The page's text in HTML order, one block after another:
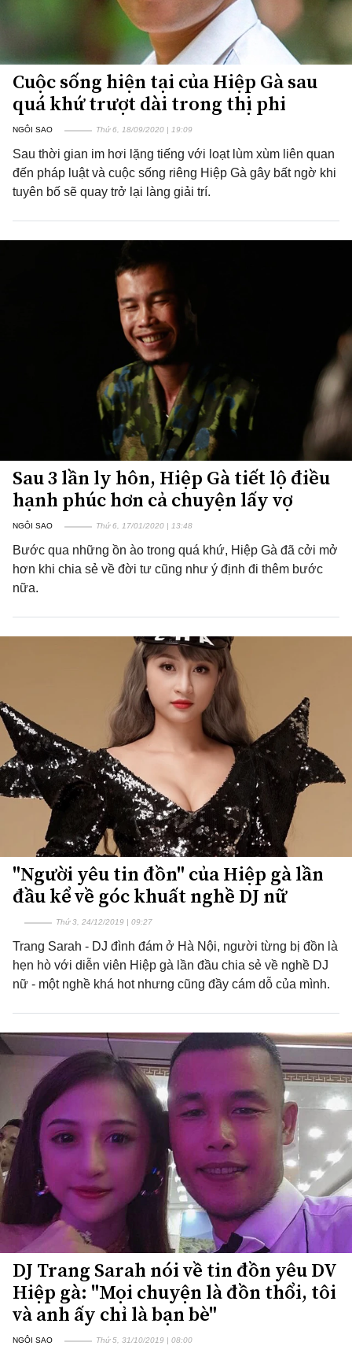
Cuộc sống hiện tại của Hiệp Gà sau
quá khứ trượt dài trong thị phi
NGÔI SAO Thứ 6, 18/09/2020 | 19:09
Sau thời gian im hơi lặng tiếng với loạt lùm xùm liên quan
đến pháp luật và cuộc sống riêng Hiệp Gà gây bất ngờ khi
tuyên bố sẽ quay trở lại làng giải trí.
Sau 3 lần ly hôn, Hiệp Gà tiết lộ điều
hạnh phúc hơn cả chuyện lấy vợ
NGÔI SAO Thứ 6, 17/01/2020 | 13:48
Bước qua những ồn ào trong quá khứ, Hiệp Gà đã cởi mở
hơn khi chia sẻ về đời tư cũng như ý định đi thêm bước
nữa.
"Người yêu tin đồn" của Hiệp gà lần
đầu kể về góc khuất nghề DJ nữ
Thứ 3, 24/12/2019 | 09:27
Trang Sarah - DJ đình đám ở Hà Nội, người từng bị đồn là
hẹn hò với diễn viên Hiệp gà lần đầu chia sẻ về nghề DJ
nữ - một nghề khá hot nhưng cũng đầy cám dỗ của mình.
DJ Trang Sarah nói về tin đồn yêu DV
Hiệp gà: "Mọi chuyện là đồn thổi, tôi
và anh ấy chỉ là bạn bè"
NGÔI SAO Thứ 5, 31/10/2019 | 08:00